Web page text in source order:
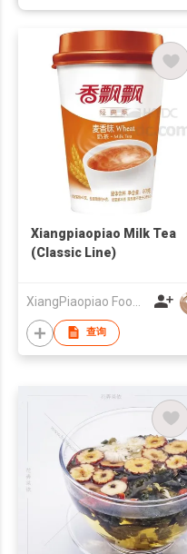
Xiangpiaopiao Milk Tea
(Classic Line)
查询